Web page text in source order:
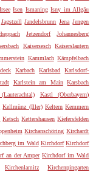
Irsee Isen Ismaning Isny im Allgäu
Jagstzell Jandelsbrunn Jena Jengen
Jetzendorf
Johannesberg
Kaisersesch
Kaiserslautern
Kammlach Kämpfelbach
Karbach Karlsbad
Karlsdorf-
Karlstein am Main
Karsbach
Kastl (Oberbayern)
Kellmünz (Iller) Keltern Kemmern
Ketsch Kettershausen Kiefersfelden
Kirchanschöring Kirchardt
im Wald Kirchdorf Kirchdorf
an der Amper Kirchdorf im Wald
Kirchenlamitz
Kirchenpingarten